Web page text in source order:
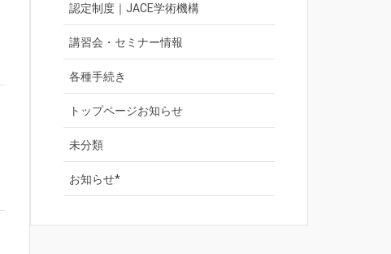
認定制度｜JACE学術機構
講習会・セミナー情報
各種手続き
トップページお知らせ
未分類
お知らせ*